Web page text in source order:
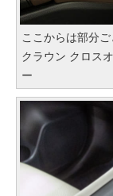
ここからは部分
クラウン クロス
ー